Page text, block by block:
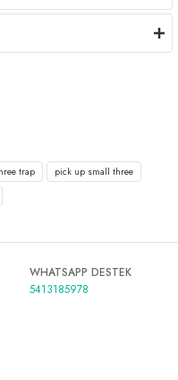
trap
pick up small three
WHATSAPP DESTEK
5413185978